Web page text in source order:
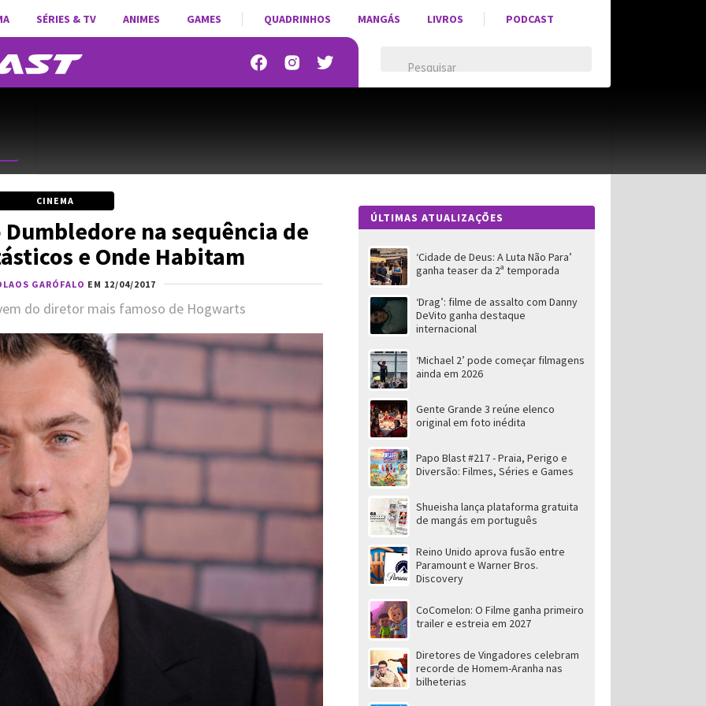
SÉRIES & TV ANIMES GAMES QUADRINHOS MANGÁS LIVROS PODCAST
CINEMA
na sequência de
e Onde Habitam
GARÓFALO EM 12/04/2017
do diretor mais famoso de Hogwarts
ÚLTIMAS ATUALIZAÇÕES
‘Cidade de Deus: A Luta Não Para’
ganha teaser da 2ª temporada
‘Drag’: filme de assalto com Danny
DeVito ganha destaque
internacional
‘Michael 2’ pode começar filmagens
ainda em 2026
Gente Grande 3 reúne elenco
original em foto inédita
Papo Blast #217 - Praia, Perigo e
Diversão: Filmes, Séries e Games
Shueisha lança plataforma gratuita
de mangás em português
Reino Unido aprova fusão entre
Paramount e Warner Bros.
Discovery
CoComelon: O Filme ganha primeiro
trailer e estreia em 2027
Diretores de Vingadores celebram
recorde de Homem-Aranha nas
bilheterias